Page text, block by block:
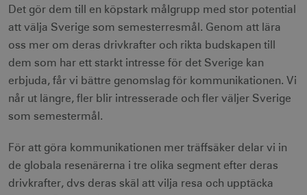
Det gör dem till en köpstark målgrupp med stor potential
att välja Sverige som semesterresmål. Genom att lära
oss mer om deras drivkrafter och rikta budskapen till
dem som har ett starkt intresse för det Sverige kan
erbjuda, får vi bättre genomslag för kommunikationen. Vi
når ut längre, fler blir intresserade och fler väljer Sverige
som semestermål.
För att göra kommunikationen mer träffsäker delar vi in
de globala resenärerna i tre olika segment efter deras
drivkrafter, dvs deras skäl att vilja resa och upptäcka